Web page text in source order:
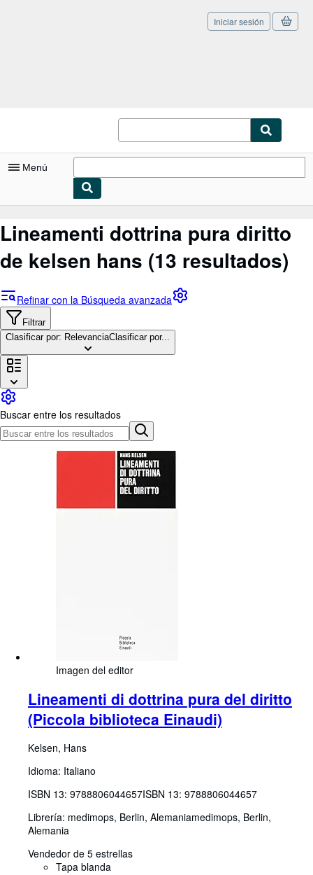
Pasar al contenido principal
Iniciar sesión
Menú
Consultar mis pedidos
Cerrar sesión
Búsqueda avanzada
Colecciones
Libros antiguos
Arte y coleccionismo
Vendedores
Comenzar a vender
Ayuda
CERRAR
Lineamenti dottrina pura diritto
de kelsen hans (13 resultados)
Refinar con la Búsqueda avanzada
Filtrar
Clasificar por: RelevanciaClasificar por...
Buscar entre los resultados
Imagen del editor
Lineamenti di dottrina pura del diritto
(Piccola biblioteca Einaudi)
Kelsen, Hans
Idioma: Italiano
ISBN 13: 9788806044657ISBN 13: 9788806044657
Librería: medimops, Berlin, Alemaniamedimops, Berlin,
Alemania
Vendedor de 5 estrellas
Tapa blanda